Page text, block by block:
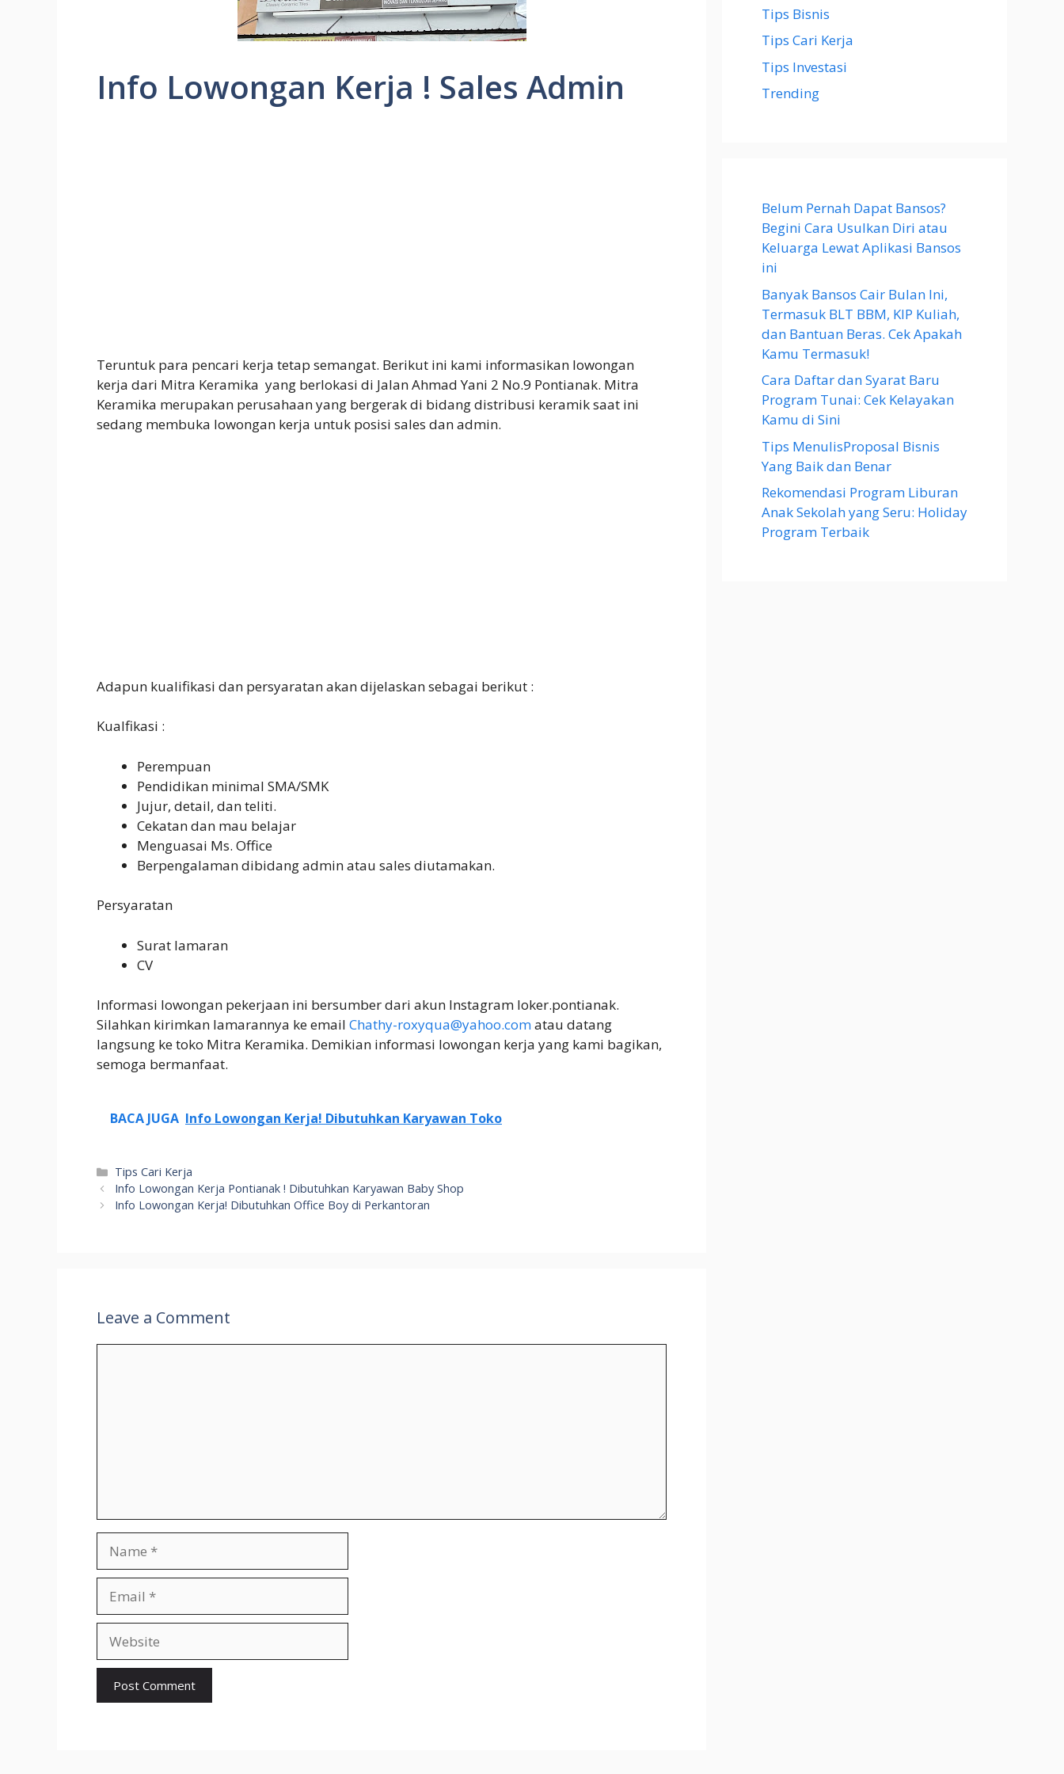
Info Lowongan Kerja ! Sales Admin
Teruntuk para pencari kerja tetap semangat. Berikut ini kami informasikan lowongan
kerja dari Mitra Keramika yang berlokasi di Jalan Ahmad Yani 2 No.9 Pontianak. Mitra
Keramika merupakan perusahaan yang bergerak di bidang distribusi keramik saat ini
sedang membuka lowongan kerja untuk posisi sales dan admin.
Adapun kualifikasi dan persyaratan akan dijelaskan sebagai berikut :
Kualfikasi :
Perempuan
Pendidikan minimal SMA/SMK
Jujur, detail, dan teliti.
Cekatan dan mau belajar
Menguasai Ms. Office
Berpengalaman dibidang admin atau sales diutamakan.
Persyaratan
Surat lamaran
CV
Informasi lowongan pekerjaan ini bersumber dari akun Instagram loker.pontianak.
Silahkan kirimkan lamarannya ke email Chathy-roxyqua@yahoo.comatau datang
langsung ke toko Mitra Keramika. Demikian informasi lowongan kerja yang kami bagikan,
semoga bermanfaat.
BACA JUGA Info Lowongan Kerja! Dibutuhkan Karyawan Toko
Categories
Tips Cari Kerja
Info Lowongan Kerja Pontianak ! Dibutuhkan Karyawan Baby Shop
Info Lowongan Kerja! Dibutuhkan Office Boy di Perkantoran
Leave a Comment
Tips Bisnis
Tips Cari Kerja
Tips Investasi
Trending
Belum Pernah Dapat Bansos?
Begini Cara Usulkan Diri atau
Keluarga Lewat Aplikasi Bansos
ini
Banyak Bansos Cair Bulan Ini,
Termasuk BLT BBM, KIP Kuliah,
dan Bantuan Beras. Cek Apakah
Kamu Termasuk!
Cara Daftar dan Syarat Baru
Program Tunai: Cek Kelayakan
Kamu di Sini
Tips MenulisProposal Bisnis
Yang Baik dan Benar
Rekomendasi Program Liburan
Anak Sekolah yang Seru: Holiday
Program Terbaik